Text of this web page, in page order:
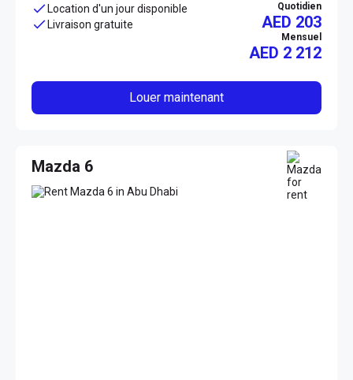
Location d'un jour disponible
Livraison gratuite
Quotidien
AED 203
Mensuel
AED 2 212
Louer maintenant
Mazda 6